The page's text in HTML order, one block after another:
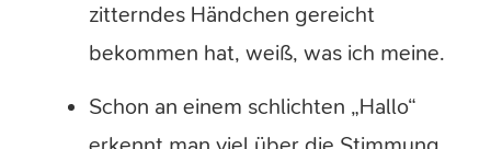
zitterndes Händchen gereicht
bekommen hat, weiß, was ich meine.
Schon an einem schlichten „Hallo“